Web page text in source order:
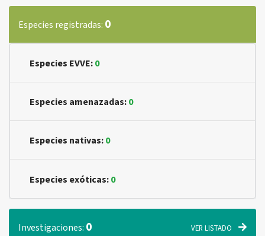
Especies registradas: 0
Especies EVVE:0
Especies amenazadas:0
Especies nativas:0
Especies exóticas:0
Investigaciones: 0 VER LISTADO